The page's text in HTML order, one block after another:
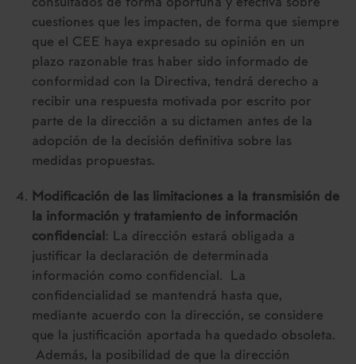
consultados de forma oportuna y efectiva sobre
cuestiones que les impacten, de forma que siempre
que el CEE haya expresado su opinión en un
plazo razonable tras haber sido informado de
conformidad con la Directiva, tendrá derecho a
recibir una respuesta motivada por escrito por
parte de la dirección a su dictamen antes de la
adopción de la decisión definitiva sobre las
medidas propuestas.
Modificación de las limitaciones a la transmisión de
la información y tratamiento de información
confidencial: La dirección estará obligada a
justificar la declaración de determinada
información como confidencial. La
confidencialidad se mantendrá hasta que,
mediante acuerdo con la dirección, se considere
que la justificación aportada ha quedado obsoleta.
Además, la posibilidad de que la dirección